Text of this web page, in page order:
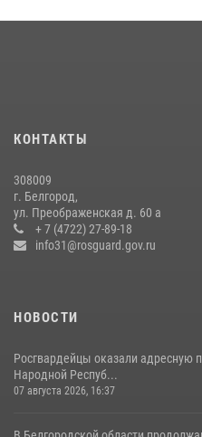
В Белгороде росгвардейцы
представителем Российского
17 июля 2026, 07:10
КОНТАКТЫ
308009
г. Белгород,
ул. Преображенская д. 60 а
+ 7 (4722) 27-89-18
info31@rosguard.gov.ru
НОВОСТИ
Росгвардейцы оказали адресную
Народной Респуб...
07 августа 2026, 16:37